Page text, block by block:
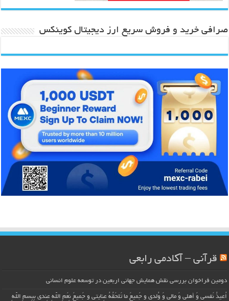
صرافی خرید و فروش سریع ارز دیجیتال کوینکس
قرآنی – آکادمی رابعی
دومین فراخوان بررسی نقش همایش جهانی اربعین در توسعه علوم انسانی
اُعیذُ نَفسی وَ أهلی وَ مالی وَ وُلدی و جَمیعَ ما تَلحَقُهُ عِنایتی و جَمیعَ نِعَمِ اللّهِ عِندی بِبِسمِ اللّهِ